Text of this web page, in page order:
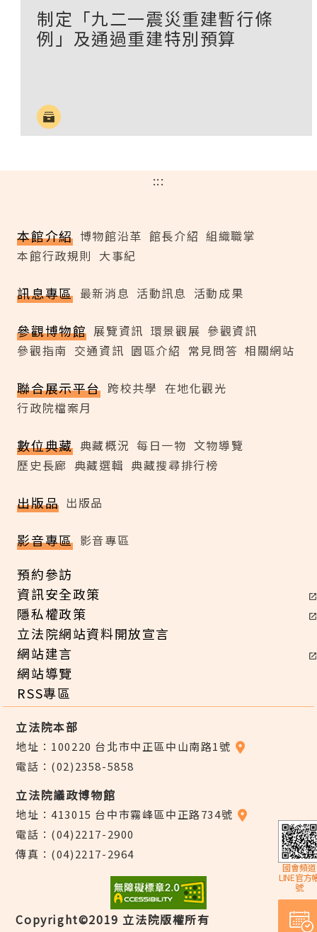
制定「九二一震災重建暫行條
例」及通過重建特別預算
:::
本館介紹 博物館沿革 館長介紹 組織職掌
本館行政規則 大事紀
訊息專區 最新消息 活動訊息 活動成果
參觀博物館 展覽資訊 環景觀展 參觀資訊
參觀指南 交通資訊 園區介紹 常見問答 相關網站
聯合展示平台 跨校共學 在地化觀光
行政院檔案月
數位典藏 典藏概況 每日一物 文物導覽
歷史長廊 典藏選輯 典藏搜尋排行榜
出版品 出版品
影音專區 影音專區
預約參訪
資訊安全政策
隱私權政策
立法院網站資料開放宣言
網站建言
網站導覽
RSS專區
立法院本部
地址：100220 台北市中正區中山南路1號
電話：(02)2358-5858
立法院議政博物館
地址：413015 台中市霧峰區中正路734號
電話：(04)2217-2900
傳真：(04)2217-2964
Copyright©2019 立法院版權所有
國會頻道
LINE官方
號